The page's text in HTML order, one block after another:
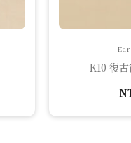
K10 復